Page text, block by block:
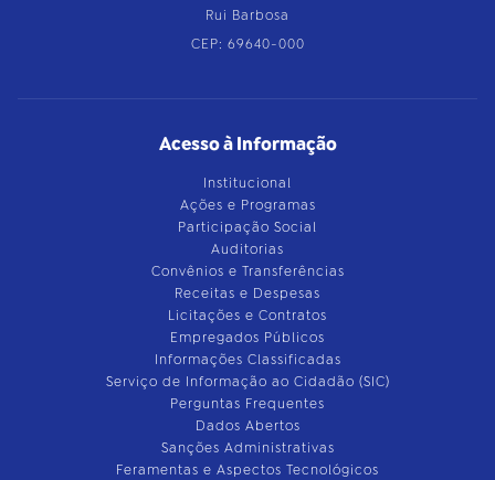
Rui Barbosa
CEP: 69640-000
Acesso à Informação
Institucional
Ações e Programas
Participação Social
Auditorias
Convênios e Transferências
Receitas e Despesas
Licitações e Contratos
Empregados Públicos
Informações Classificadas
Serviço de Informação ao Cidadão (SIC)
Perguntas Frequentes
Dados Abertos
Sanções Administrativas
Feramentas e Aspectos Tecnológicos